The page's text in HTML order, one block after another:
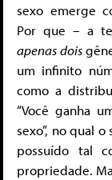
sexo emerge
Por que – a
apenas dois
um infinito
como a
“Você ganha
sexo”, no qual
possuído tal
propriedade.